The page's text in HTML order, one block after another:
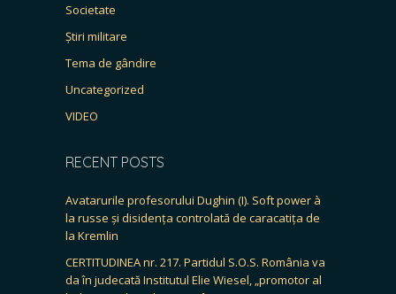
Societate
Știri militare
Tema de gândire
Uncategorized
VIDEO
RECENT POSTS
Avatarurile profesorului Dughin (I). Soft power à
la russe și disidența controlată de caracatița de
la Kremlin
CERTITUDINEA nr. 217. Partidul S.O.S. România va
da în judecată Institutul Elie Wiesel, „promotor al